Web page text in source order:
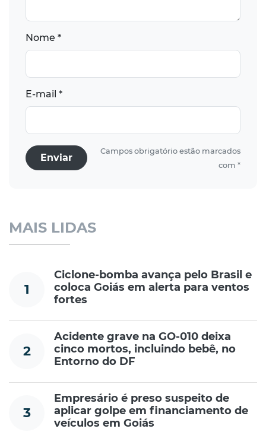
Nome *
E-mail *
Enviar
Campos obrigatório estão marcados
com *
MAIS LIDAS
1
Ciclone-bomba avança pelo Brasil e
coloca Goiás em alerta para ventos
fortes
2
Acidente grave na GO-010 deixa
cinco mortos, incluindo bebê, no
Entorno do DF
3
Empresário é preso suspeito de
aplicar golpe em financiamento de
veículos em Goiás